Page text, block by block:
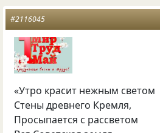
#2116045
«Утро красит нежным светом
Стены древнего Кремля,
Просыпается с рассветом